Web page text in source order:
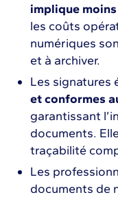
implique moins
les coûts
numériques
et à archiver.
Les signatures
et conformes
garantissant
documents.
traçabilité
Les
documents de